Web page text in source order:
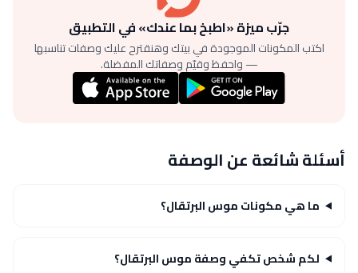
جرّب ميزة «اطبخ بما عندك» في التطبيق
اكتب المكونات الموجودة في بيتك وهنقترح عليك وصفات تناسبها
— واحفظ وقيّم وصفاتك المفضلة.
أسئلة شائعة عن الوصفة
ما هي مكونات موس البرتقال؟
لكم شخص تكفي وصفة موس البرتقال؟